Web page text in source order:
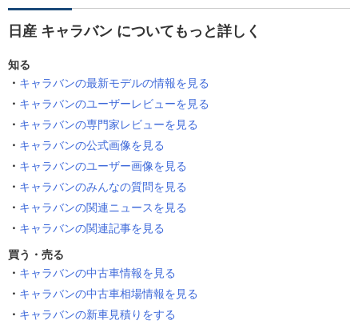
日産 キャラバン についてもっと詳しく
知る
キャラバンの最新モデルの情報を見る
キャラバンのユーザーレビューを見る
キャラバンの専門家レビューを見る
キャラバンの公式画像を見る
キャラバンのユーザー画像を見る
キャラバンのみんなの質問を見る
キャラバンの関連ニュースを見る
キャラバンの関連記事を見る
買う・売る
キャラバンの中古車情報を見る
キャラバンの中古車相場情報を見る
キャラバンの新車見積りをする